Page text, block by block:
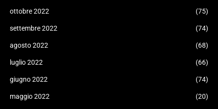
ottobre 2022 (75)
settembre 2022 (74)
agosto 2022 (68)
luglio 2022 (66)
giugno 2022 (74)
maggio 2022 (20)